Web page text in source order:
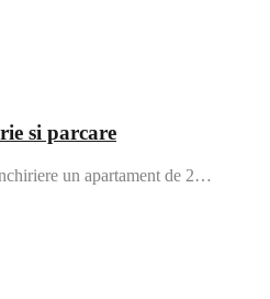
si parcare
un apartament de 2…